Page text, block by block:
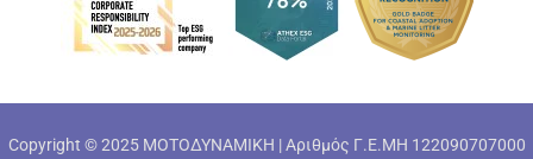
Copyright © 2025 ΜΟΤΟΔΥΝΑΜΙΚΗ | Αριθμός Γ.Ε.ΜΗ 122090707000